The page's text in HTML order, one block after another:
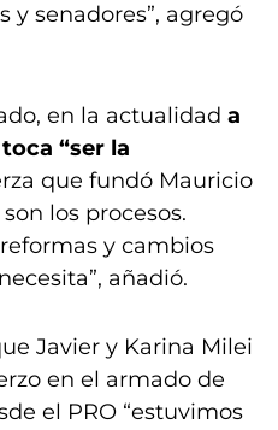
y senadores”, agregó
en la actualidad a
“ser la
que fundó Mauricio
los procesos.
y cambios
añadió.
Javier y Karina Milei
en el armado de
el PRO “estuvimos